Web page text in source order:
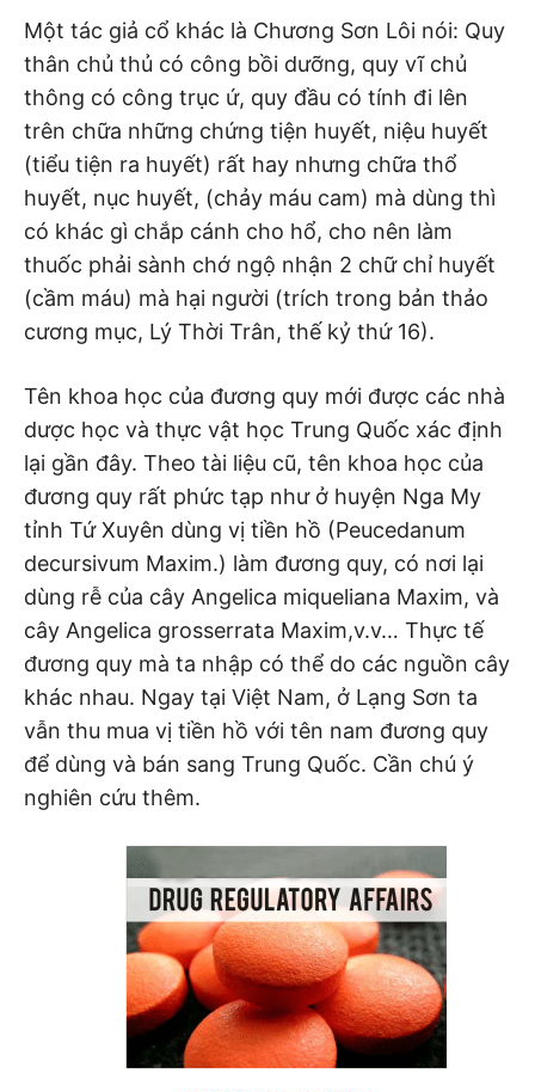
Một tác giả cổ khác là Chương Sơn Lôi nói: Quy
thân chủ thủ có công bồi dưỡng, quy vĩ chủ
thông có công trục ứ, quy đầu có tính đi lên
trên chữa những chứng tiện huyết, niệu huyết
(tiểu tiện ra huyết) rất hay nhưng chữa thổ
huyết, nục huyết, (chảy máu cam) mà dùng thì
có khác gì chắp cánh cho hổ, cho nên làm
thuốc phải sành chớ ngộ nhận 2 chữ chỉ huyết
(cầm máu) mà hại người (trích trong bản thảo
cương mục, Lý Thời Trân, thế kỷ thứ 16).
Tên khoa học của đương quy mới được các nhà
dược học và thực vật học Trung Quốc xác định
lại gần đây. Theo tài liệu cũ, tên khoa học của
đương quy rất phức tạp như ở huyện Nga My
tỉnh Tứ Xuyên dùng vị tiền hồ (Peucedanum
decursivum Maxim.) làm đương quy, có nơi lại
dùng rễ của cây Angelica miqueliana Maxim, và
cây Angelica grosserrata Maxim,v.v… Thực tế
đương quy mà ta nhập có thể do các nguồn cây
khác nhau. Ngay tại Việt Nam, ở Lạng Sơn ta
vẫn thu mua vị tiền hồ với tên nam đương quy
để dùng và bán sang Trung Quốc. Cần chú ý
nghiên cứu thêm.